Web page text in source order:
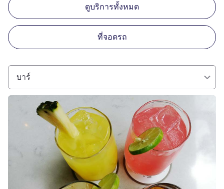
ดูบริการทั้งหมด
ที่จอดรถ
บาร์
ดูรายละเอียด